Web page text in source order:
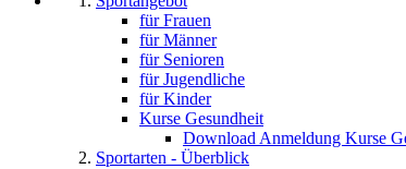
für Frauen
für Männer
für Senioren
für Jugendliche
für Kinder
Kurse Gesundheit
Download Anmeldung Kurse
Sportarten - Überblick